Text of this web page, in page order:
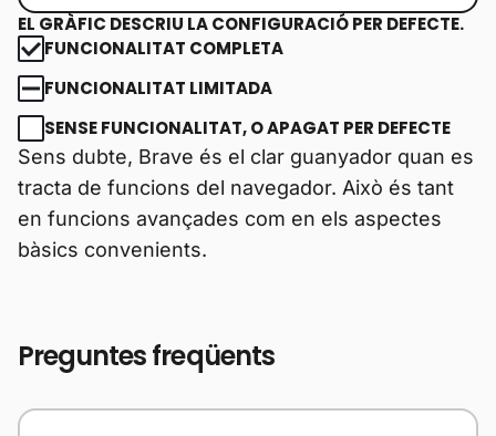
EL GRÀFIC DESCRIU LA CONFIGURACIÓ PER DEFECTE.
FUNCIONALITAT COMPLETA
FUNCIONALITAT LIMITADA
SENSE FUNCIONALITAT, O APAGAT PER DEFECTE
Sens dubte, Brave és el clar guanyador quan es
tracta de funcions del navegador. Això és tant
en funcions avançades com en els aspectes
bàsics convenients.
Preguntes freqüents